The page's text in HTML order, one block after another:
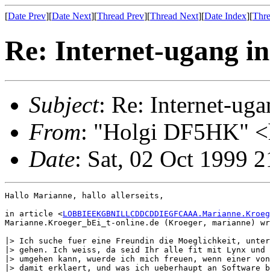
[Date Prev][Date Next][Thread Prev][Thread Next][Date Index][
Re: Internet-ugang
Subject: Re: Internet-
From: "Holgi DF5HK"
Date: Sat, 02 Oct 1999
Hallo Marianne, hallo allerseits,
in article <
Marianne.Kroeger_bEi_t-online.de (Kroeger, marianne)
|> Ich suche fuer eine Freundin die Moeglichkeit,
|> gehen. Ich weiss, da seid Ihr alle fit mit Lynx und
|> umgehen kann, wuerde ich mich freuen, wenn einer
|> damit erklaert, und was ich ueberhaupt an Software